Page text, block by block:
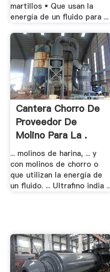
martillos • Que usan la
energía de un fluido para ...
Cantera Chorro De
Proveedor De
Molino Para La .
... molinos de harina, ... y
con molinos de chorro o
que utilizan la energía de
un fluido. ... Ultrafino india ..